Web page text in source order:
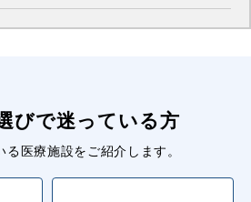
びで迷っている方
る医療施設をご紹介します。